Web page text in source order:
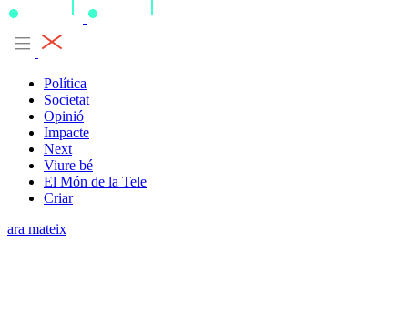
Política
Societat
Opinió
Impacte
Next
Viure bé
El Món de la Tele
Criar
ara mateix